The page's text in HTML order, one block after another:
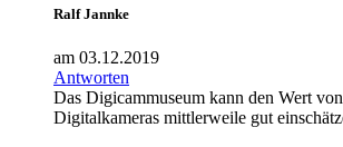
Ralf Jannke
am 03.12.2019
Antworten
Das Digicammuseum kann den Wert
Digitalkameras mittlerweile gut